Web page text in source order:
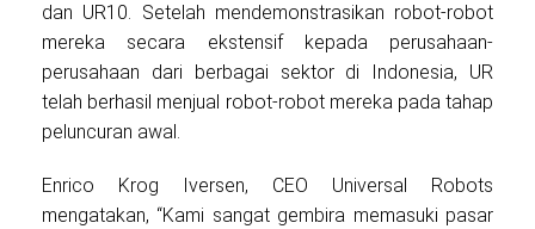
dan UR10. Setelah mendemonstrasikan robot-robot
mereka secara ekstensif kepada perusahaan-
perusahaan dari berbagai sektor di Indonesia, UR
telah berhasil menjual robot-robot mereka pada tahap
peluncuran awal.
Enrico Krog Iversen, CEO Universal Robots
mengatakan, “Kami sangat gembira memasuki pasar